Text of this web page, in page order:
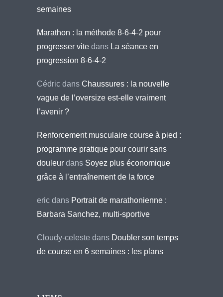
semaines
Marathon : la méthode 8-6-4-2 pour
progresser vite dans La séance en
progression 8-6-4-2
Cédric dans Chaussures : la nouvelle
vague de l’oversize est-elle vraiment
l’avenir ?
Renforcement musculaire course à pied :
programme pratique pour courir sans
douleur dans Soyez plus économique
grâce à l’entraînement de la force
eric dans Portrait de marathonienne :
Barbara Sanchez, multi-sportive
Cloudy-celeste dans Doubler son temps
de course en 6 semaines : les plans